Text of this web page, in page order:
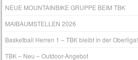
NEUE MOUNTAINBIKE GRUPPE BEIM TBK
MAIBAUMSTELLEN 2026
Basketball Herren 1 – TBK bleibt in der Oberliga!
TBK – Neu – Outdoor-Angebot